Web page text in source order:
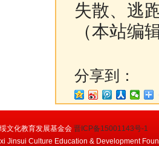
失散、逃
（本站编
分享到：
文化教育发展基金会 晋ICP备15001143号-1
Jinsui Culture Education & Development